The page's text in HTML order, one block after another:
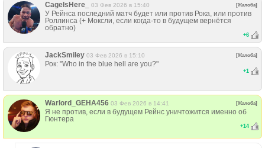
CageIsHere_ 03 Фев 2026 в 15:40 [Жалоба]
У Рейнса последний матч будет или против Рока, или против
Роллинса (+ Моксли, если когда-то в будущем вернётся
обратно)
+6
JackSmiley 03 Фев 2026 в 15:10 [Жалоба]
Рок: "Who in the blue hell are you?"
+1
Warlord_GEHA456 03 Фев 2026 в 14:41 [Жалоба]
Я не против, если в будущем Рейнс уничтожится именно об
Гюнтера
+14